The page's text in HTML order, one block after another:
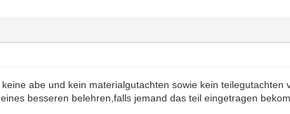
abe und kein materialgutachten sowie kein teilegutachten
besseren belehren,falls jemand das teil eingetragen